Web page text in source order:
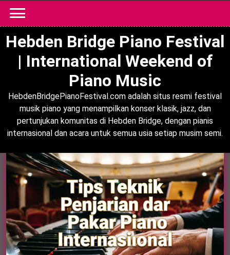
content
Hebden Bridge Piano Festival
| International Weekend of
Piano Music
HebdenBridgePianoFestival.com adalah situs resmi festival
musik piano yang menampilkan konser klasik, jazz, dan
pertunjukan komunitas di Hebden Bridge, dengan pianis
internasional dan acara untuk semua usia setiap musim semi.